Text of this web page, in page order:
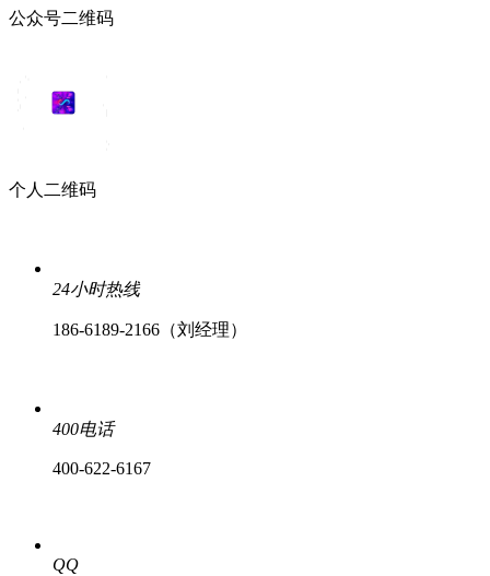
公众号二维码
个人二维码
24小时热线
186-6189-2166（刘经理）
400电话
400-622-6167
QQ